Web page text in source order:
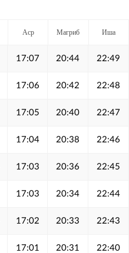
Аср Магриб Иша
17:07 20:44 22:49
17:06 20:42 22:48
17:05 20:40 22:47
17:04 20:38 22:46
17:03 20:36 22:45
17:03 20:34 22:44
17:02 20:33 22:43
17:01 20:31 22:40